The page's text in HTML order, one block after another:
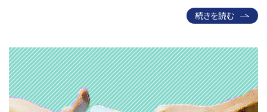
続きを読む